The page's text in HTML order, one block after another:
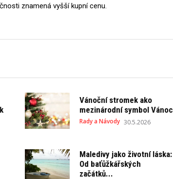
znamená vyšší kupní cenu.
Vánoční stromek ako
mezinárodní symbol Vánoc
Rady a Návody 30.5.2026
Maledivy jako životní láska:
Od baťůžkářských
začátků...